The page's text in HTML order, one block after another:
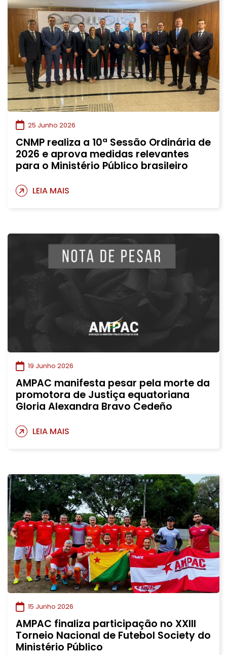
25 Junho 2026
CNMP realiza a 10ª Sessão Ordinária de
2026 e aprova medidas relevantes
para o Ministério Público brasileiro
LEIA MAIS
19 Junho 2026
AMPAC manifesta pesar pela morte da
promotora de Justiça equatoriana
Gloria Alexandra Bravo Cedeño
LEIA MAIS
15 Junho 2026
AMPAC finaliza participação no XXIII
Torneio Nacional de Futebol Society do
Ministério Público